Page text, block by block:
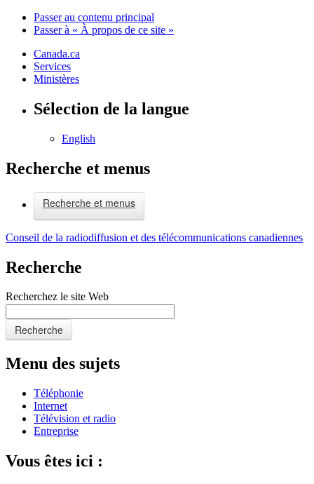
Passer au contenu principal
Passer à « À propos de ce site »
Canada.ca
Services
Ministères
Sélection de la langue
English
Recherche et menus
Recherche et menus
Conseil de la radiodiffusion et des télécommunications canadiennes
Recherche
Recherchez le site Web
Recherche
Menu des sujets
Téléphonie
Internet
Télévision et radio
Entreprise
Vous êtes ici :